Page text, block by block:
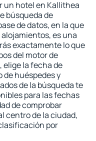
un hotel en Kallithea
búsqueda de
de datos, en la que
es una
exactamente lo que
del motor de
elige la fecha de
de huéspedes y
de la búsqueda te
para las fechas
de comprobar
centro de la ciudad,
por